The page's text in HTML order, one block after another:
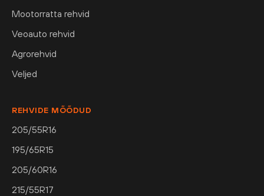
Mootorratta rehvid
Veoauto rehvid
Agrorehvid
Veljed
REHVIDE MÕÕDUD
205/55R16
195/65R15
205/60R16
215/55R17